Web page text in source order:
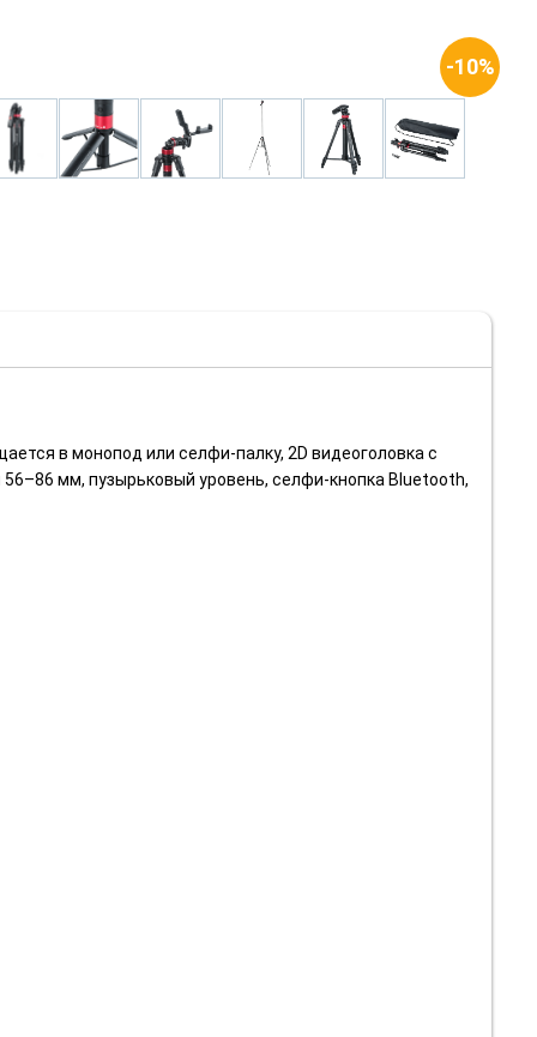
-10%
в монопод или селфи-палку, 2D видеоголовка с
мм, пузырьковый уровень, селфи-кнопка Bluetooth,